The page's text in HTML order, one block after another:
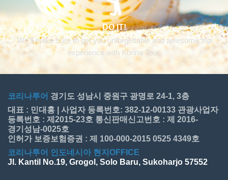
DO IT!
We’ll make sure to get you unforgettable and awesome trip
experience with Korina Tour.
코리나투어 경기도 성남시 중원구 광명로 24-1, 3층
대표 : 민대홍 | 사업자 등록번호: 382-12-00133 관광사업자
등록번호 : 제2015-23호 통신판매신고번호 : 제 2016-
경기성남-0025호
인허가 보증보험증권 : 제 100-000-2015 0525 4349호
코리나투어 인도네시아 현지OFFICE
Jl. Kantil No.19, Grogol, Solo Baru, Sukoharjo 57552